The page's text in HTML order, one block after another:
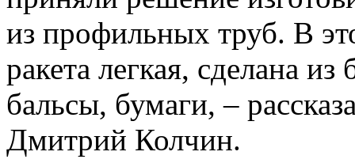
из профильных труб. В
ракета легкая, сделана
бальсы, бумаги, –
Дмитрий Колчин.